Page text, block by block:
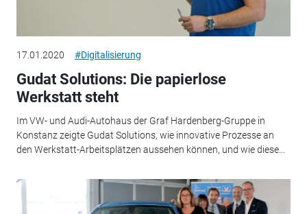
17.01.2020 #Digitalisierung
Gudat Solutions: Die papierlose
Werkstatt steht
Im VW- und Audi-Autohaus der Graf Hardenberg-Gruppe in
Konstanz zeigte Gudat Solutions, wie innovative Prozesse an
den Werkstatt-Arbeitsplätzen aussehen können, und wie diese...